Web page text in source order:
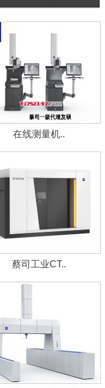
在线测量机..
蔡司工业CT..